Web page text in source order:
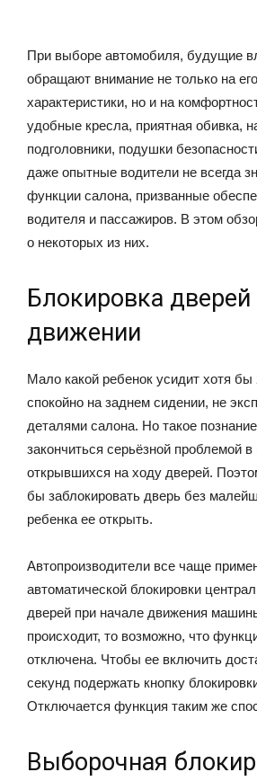
При выборе автомобиля, будущие
обращают внимание не только на
характеристики, но и на
удобные кресла, приятная обивка,
подголовники, подушки
даже опытные водители не всегда
функции салона, призванные
водителя и пассажиров. В этом
о некоторых из них.
Блокировка дверей
движении
Мало какой ребенок усидит хотя бы
спокойно на заднем сидении, не
деталями салона. Но такое
закончиться серьёзной проблемой в
открывшихся на ходу дверей.
бы заблокировать дверь без
ребенка ее открыть.
Автопроизводители все чаще
автоматической блокировки
дверей при начале движения
происходит, то возможно, что
отключена. Чтобы ее включить
секунд подержать кнопку
Отключается функция таким же
Выборочная